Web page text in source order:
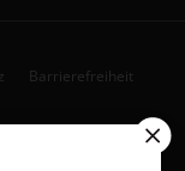
Barrierefreiheit